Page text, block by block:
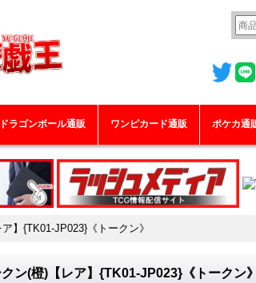
ドラゴンボール通販 ワンピカード通販 ポケカ通
】{TK01-JP023}《トークン》
クン(橙)【レア】{TK01-JP023}《トークン》